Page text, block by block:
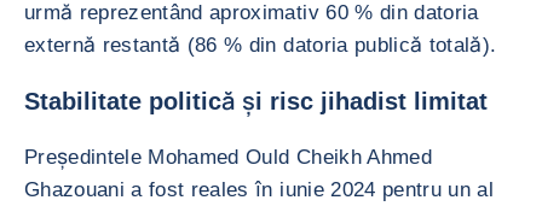
urmă reprezentând aproximativ 60 % din datoria
externă restantă (86 % din datoria publică totală).
Stabilitate politică și risc jihadist limitat
Președintele Mohamed Ould Cheikh Ahmed
Ghazouani a fost reales în iunie 2024 pentru un al